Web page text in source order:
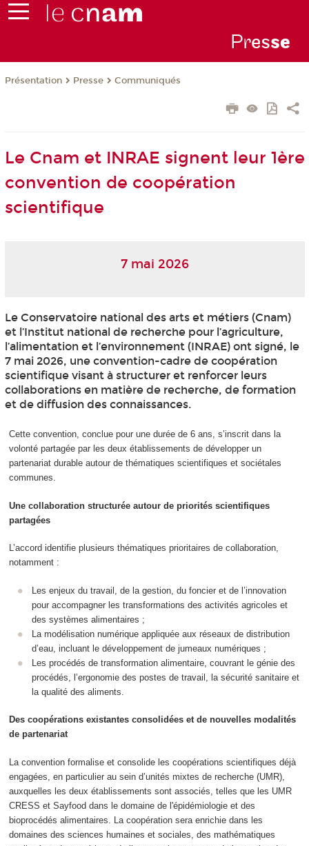
Presse
Présentation Presse Communiqués
Le Cnam et INRAE signent leur 1ère
convention de coopération
scientifique
7 mai 2026
Le Conservatoire national des arts et métiers (Cnam)
et l’Institut national de recherche pour l’agriculture,
l’alimentation et l’environnement (INRAE) ont signé, le
7 mai 2026, une convention-cadre de coopération
scientifique visant à structurer et renforcer leurs
collaborations en matière de recherche, de formation
et de diffusion des connaissances.
Cette convention, conclue pour une durée de 6 ans, s’inscrit dans la
volonté partagée par les deux établissements de développer un
partenariat durable autour de thématiques scientifiques et sociétales
communes.
Une collaboration structurée autour de priorités scientifiques
partagées
L’accord identifie plusieurs thématiques prioritaires de collaboration,
notamment :
Les enjeux du travail, de la gestion, du foncier et de l’innovation
pour accompagner les transformations des activités agricoles et
des systèmes alimentaires ;
La modélisation numérique appliquée aux réseaux de distribution
d’eau, incluant le développement de jumeaux numériques ;
Les procédés de transformation alimentaire, couvrant le génie des
procédés, l’ergonomie des postes de travail, la sécurité sanitaire et
la qualité des aliments.
Des coopérations existantes consolidées et de nouvelles modalités
de partenariat
La convention formalise et consolide les coopérations scientifiques déjà
engagées, en particulier au sein d’unités mixtes de recherche (UMR),
auxquelles les deux établissements sont associés, telles que les UMR
CRESS et Sayfood dans le domaine de l'épidémiologie et des
bioprocédés alimentaires. La coopération sera enrichie dans les
domaines des sciences humaines et sociales, des mathématiques